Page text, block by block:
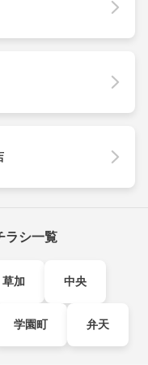
ラシ一覧
草加 中央
学園町 弁天